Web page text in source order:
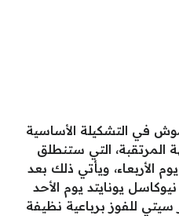
في التشكيلة الأساسية
المرتقبة، التي ستنطلق
الأربعاء، ويأتي ذلك بعد
يونايتد يوم الأحد
للفوز برباعية نظيفة